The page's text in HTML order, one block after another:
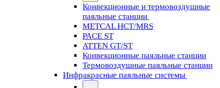
Конвекционные и термовоздушные
паяльные станции
METCAL HCT/MRS
PACE ST
ATTEN GT/ST
Конвекционные паяльные станции
Термовоздушные паяльные станции
Инфракрасные паяльные системы